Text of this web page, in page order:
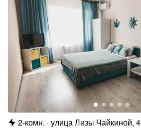
2-комн. улица Лизы Чайкиной, 4